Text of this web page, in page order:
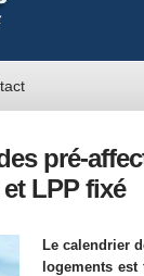
pré-
LPP fixé
Le calendrier
logements